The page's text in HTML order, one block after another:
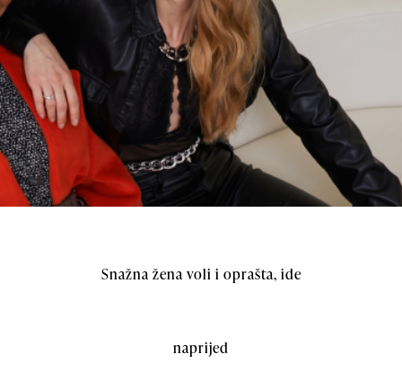
Snažna žena voli i oprašta, ide
naprijed